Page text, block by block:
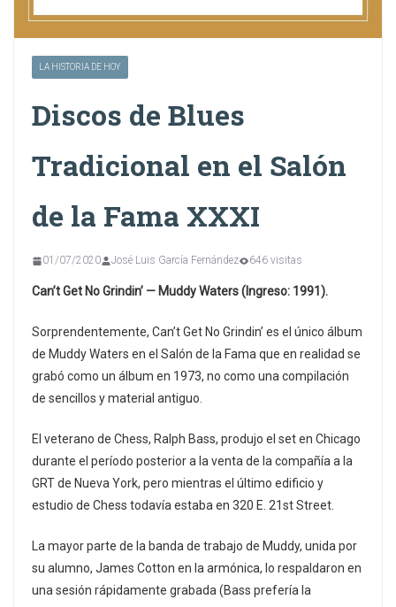
LA HISTORIA DE HOY
Discos de Blues
Tradicional en el Salón
de la Fama XXXI
01/07/2020 José Luis García Fernández 646 visitas
Can’t Get No Grindin’ — Muddy Waters (Ingreso: 1991).
Sorprendentemente, Can’t Get No Grindin’ es el único álbum
de Muddy Waters en el Salón de la Fama que en realidad se
grabó como un álbum en 1973, no como una compilación
de sencillos y material antiguo.
El veterano de Chess, Ralph Bass, produjo el set en Chicago
durante el período posterior a la venta de la compañía a la
GRT de Nueva York, pero mientras el último edificio y
estudio de Chess todavía estaba en 320 E. 21st Street.
La mayor parte de la banda de trabajo de Muddy, unida por
su alumno, James Cotton en la armónica, lo respaldaron en
una sesión rápidamente grabada (Bass prefería la